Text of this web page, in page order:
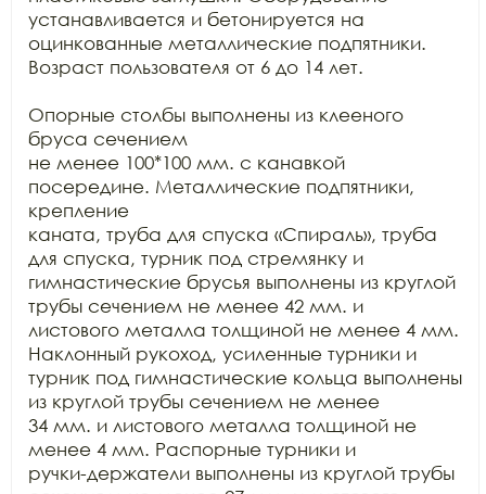
устанавливается и бетонируется на
оцинкованные металлические подпятники.
Возраст пользователя от 6 до 14 лет.
Опорные столбы выполнены из клееного
бруса сечением
не менее 100*100 мм. с канавкой
посередине. Металлические подпятники,
крепление
каната, труба для спуска «Спираль», труба
для спуска, турник под стремянку и
гимнастические брусья выполнены из круглой
трубы сечением не менее 42 мм. и
листового металла толщиной не менее 4 мм.
Наклонный рукоход, усиленные турники и
турник под гимнастические кольца выполнены
из круглой трубы сечением не менее
34 мм. и листового металла толщиной не
менее 4 мм. Распорные турники и
ручки-держатели выполнены из круглой трубы